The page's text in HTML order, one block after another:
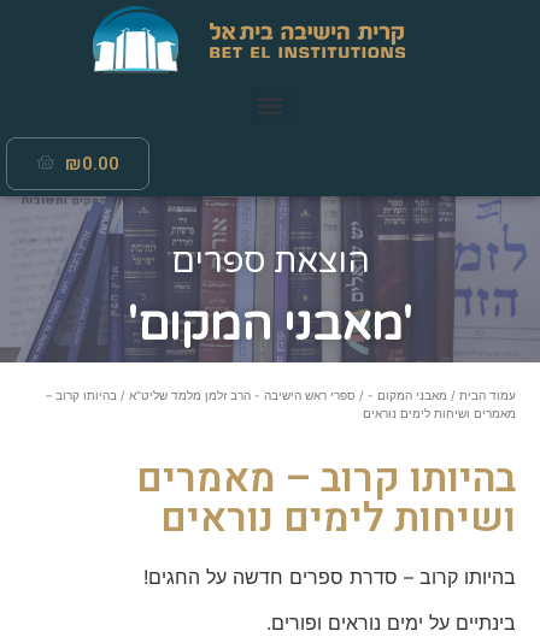
₪0.00
הוצאת ספרים
'מאבני המקום'
עמוד הבית / מאבני המקום - / ספרי ראש הישיבה - הרב זלמן מלמד שליט"א / בהיותו קרוב –
מאמרים ושיחות לימים נוראים
בהיותו קרוב – מאמרים
ושיחות לימים נוראים
בהיותו קרוב – סדרת ספרים חדשה על החגים!
בינתיים על ימים נוראים ופורים.